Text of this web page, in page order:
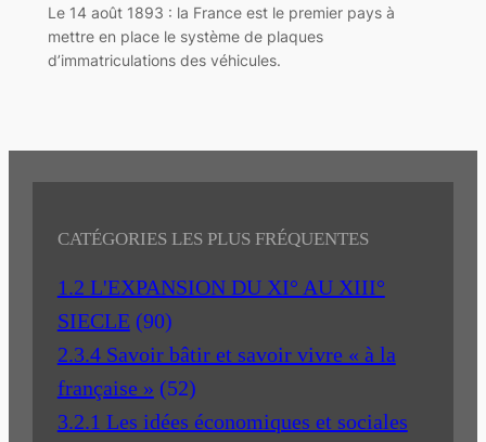
Le 14 août 1893 : la France est le premier pays à
mettre en place le système de plaques
d’immatriculations des véhicules.
CATÉGORIES LES PLUS FRÉQUENTES
1.2 L'EXPANSION DU XI° AU XIII°
SIECLE (90)
2.3.4 Savoir bâtir et savoir vivre « à la
française » (52)
3.2.1 Les idées économiques et sociales